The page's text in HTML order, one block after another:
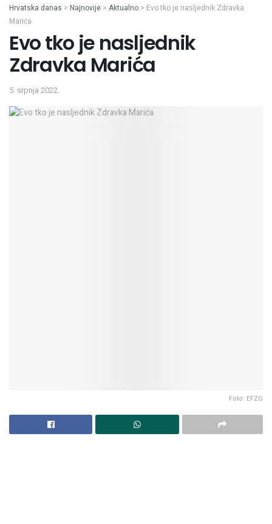
Hrvatska danas > Najnovije > Aktualno > Evo tko je nasljednik Zdravka
Marića
Evo tko je nasljednik
Zdravka Marića
5. srpnja 2022.
Foto: EFZG